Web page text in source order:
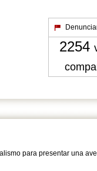
2254
para presentar una